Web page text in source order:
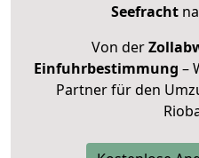
Seefracht
Von der
Einfuhrbestimmung –
Partner für den